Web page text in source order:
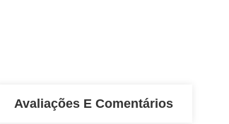
Avaliações E Comentários